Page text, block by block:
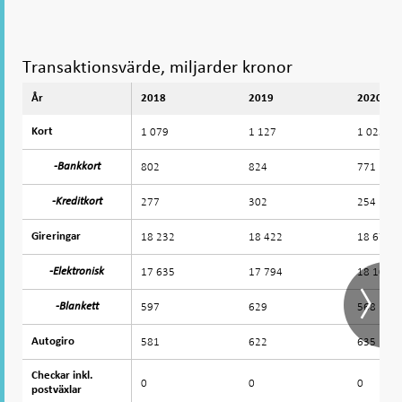
År
Kort
-Bankkort
-Kreditkort
Gireringar
-Elektronisk
-Blankett
Autogiro
Checkar inkl.
postväxlar
Transaktionsvärde, miljarder kronor
År 2018 2019 2020
Kort 1 079 1 127 1 025
-Bankkort 802 824 771
-Kreditkort 277 302 254
Gireringar 18 232 18 422 18 674
-Elektronisk 17 635 17 794 18 106
-Blankett 597 629 568
Autogiro 581 622 635
Checkar inkl.
postväxlar
0 0 0